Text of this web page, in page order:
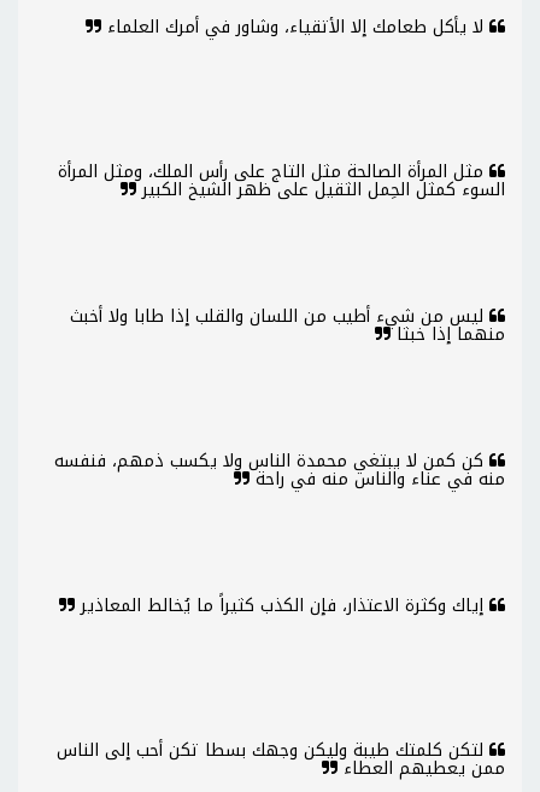
لا يأكل طعامك إلا الأتقياء، وشاور في أمرك العلماء
مثل المرأة الصالحة مثل التاج على رأس الملك، ومثل المرأة
السوء كمثل الحِمل الثقيل على ظهر الشيخ الكبير
ليس من شيء أطيب من اللسان والقلب إذا طابا ولا أخبث
منهما إذا خبثا
كن كمن لا يبتغي محمدة الناس ولا يكسب ذمهم، فنفسه
منه في عناء والناس منه في راحة
إياك وكثرة الاعتذار، فإن الكذب كثيراً ما يُخالط المعاذير
لتكن كلمتك طيبة وليكن وجهك بسطا تكن أحب إلى الناس
ممن يعطيهم العطاء